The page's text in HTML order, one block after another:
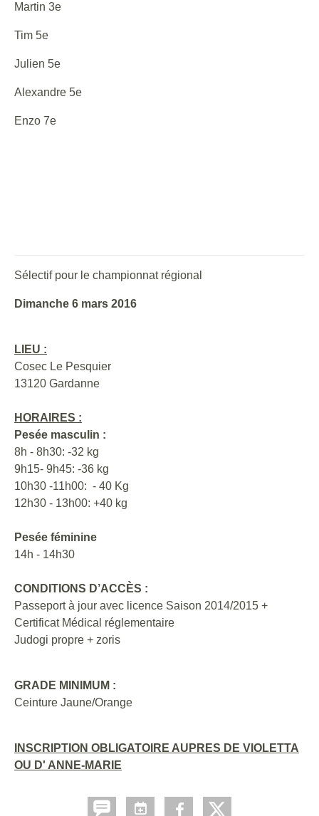
Martin 3e
Tim 5e
Julien 5e
Alexandre 5e
Enzo 7e
Sélectif pour le championnat régional
Dimanche 6 mars 2016
LIEU :
Cosec Le Pesquier
13120 Gardanne
HORAIRES :
Pesée masculin :
8h - 8h30: -32 kg
9h15- 9h45: -36 kg
10h30 -11h00: - 40 Kg
12h30 - 13h00: +40 kg
Pesée féminine
14h - 14h30
CONDITIONS D’ACCÈS :
Passeport à jour avec licence Saison 2014/2015 +
Certificat Médical réglementaire
Judogi propre + zoris
GRADE MINIMUM :
Ceinture Jaune/Orange
INSCRIPTION OBLIGATOIRE AUPRES DE VIOLETTA
OU D' ANNE-MARIE